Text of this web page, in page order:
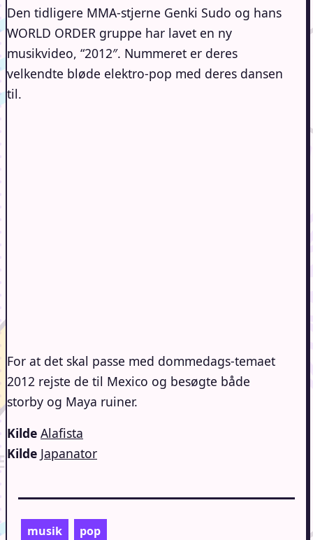
Den tidligere MMA-stjerne Genki Sudo og hans
WORLD ORDER gruppe har lavet en ny
musikvideo, “2012″. Nummeret er deres
velkendte bløde elektro-pop med deres dansen
til.
For at det skal passe med dommedags-temaet
2012 rejste de til Mexico og besøgte både
storby og Maya ruiner.
Kilde Alafista
Kilde Japanator
musik pop